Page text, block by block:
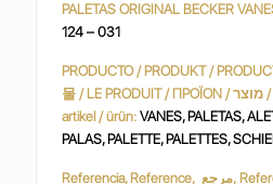
PALETAS ORIGINAL BECKER
124 – 031
PRODUCTO / PRODUKT /
물 / LE PRODUIT / ΠΡΟΪΟΝ / מוצר / PRODOTTO / 製品 /
artikel / ürün:VANES, PALETAS,
PALAS, PALETTE, PALETTES,
Referencia, Reference, مرجع, Referenz, ссылочный номер,